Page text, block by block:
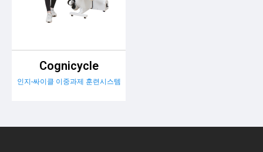
Cognicycle
인지-싸이클 이중과제 훈련시스템